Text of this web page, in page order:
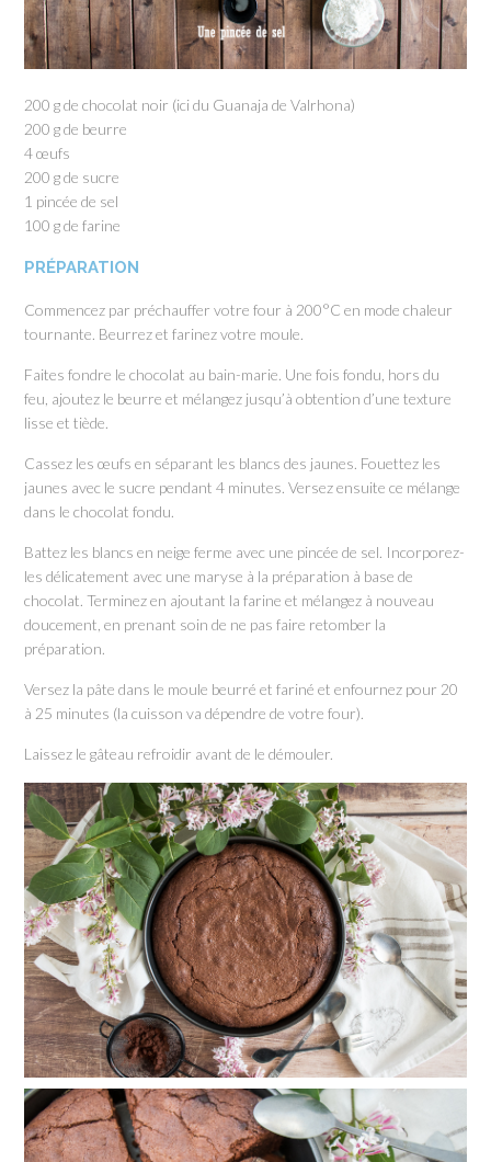
200 g de chocolat noir (ici du Guanaja de Valrhona)
200 g de beurre
4 œufs
200 g de sucre
1 pincée de sel
100 g de farine
PRÉPARATION
Commencez par préchauffer votre four à 200°C en mode chaleur
tournante. Beurrez et farinez votre moule.
Faites fondre le chocolat au bain-marie. Une fois fondu, hors du
feu, ajoutez le beurre et mélangez jusqu’à obtention d’une texture
lisse et tiède.
Cassez les œufs en séparant les blancs des jaunes. Fouettez les
jaunes avec le sucre pendant 4 minutes. Versez ensuite ce mélange
dans le chocolat fondu.
Battez les blancs en neige ferme avec une pincée de sel. Incorporez-
les délicatement avec une maryse à la préparation à base de
chocolat. Terminez en ajoutant la farine et mélangez à nouveau
doucement, en prenant soin de ne pas faire retomber la
préparation.
Versez la pâte dans le moule beurré et fariné et enfournez pour 20
à 25 minutes (la cuisson va dépendre de votre four).
Laissez le gâteau refroidir avant de le démouler.